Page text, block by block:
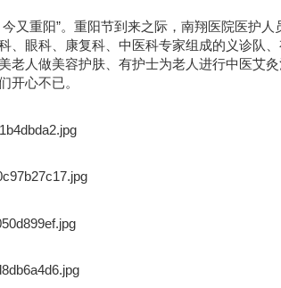
又重阳”。重阳节到来之际，南翔医院医护
、眼科、康复科、中医科专家组成的义诊队
老人做美容护肤、有护士为老人进行中医艾
开心不已。